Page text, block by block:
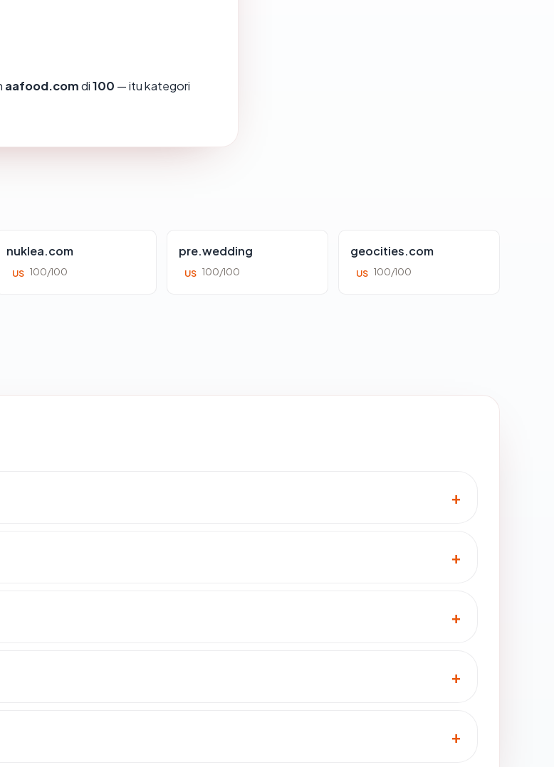
aafood.comdi100 — itu kategori
nuklea.com
US 100/100
pre.wedding
US 100/100
geocities.com
US 100/100